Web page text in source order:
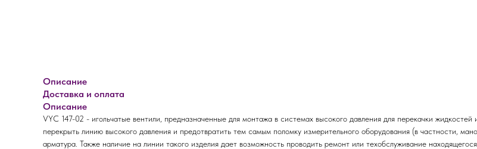
Описание
Доставка и оплата
Описание
VYC 147-02 - игольчатые вентили, предназначенные для монтажа в системах высокого давления для перекачки
перекрыть линию высокого давления и предотвратить тем самым поломку измерительного оборудования (в частности,
арматура. Также наличие на линии такого изделия дает возможность проводить ремонт или техобслуживание